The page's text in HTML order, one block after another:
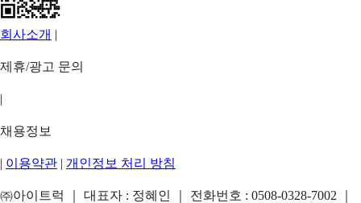
회사소개 |
제휴/광고 문의
|
채용정보
| 이용약관 | 개인정보 처리 방침
㈜아이트럭 ｜ 대표자 : 정혜인 ｜ 전화번호 : 0508-0328-7002